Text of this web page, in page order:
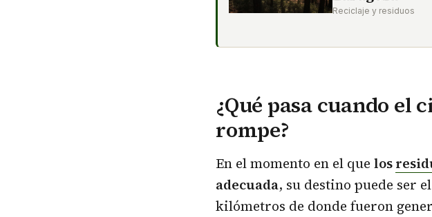
Reciclaje y residuos
¿Qué pasa cuando el
rompe?
En el momento en el que losr
adecuada, su destino puede ser
kilómetros de donde fueron